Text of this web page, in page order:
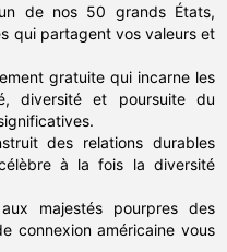
de nos 50 grands États,
qui partagent vos valeurs et
gratuite qui incarne les
diversité et poursuite du
des relations durables
à la fois la diversité
majestés pourpres des
connexion américaine vous